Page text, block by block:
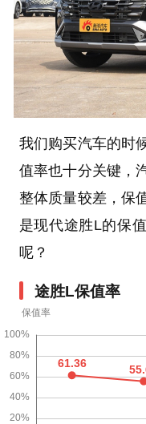
我们购买汽车的时
值率也十分关键，
整体质量较差，保
是现代途胜L的保
呢？
途胜L保值率